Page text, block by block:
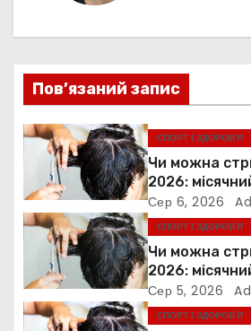
ц
і
я
а
и
Пов’язаний запис
СПОРТ І ЗДОРОВ’Я
Чи можна
2026:
Сер 6, 2026
СПОРТ І ЗДОРОВ’Я
Чи можна
2026:
Сер 5, 2026
СПОРТ І ЗДОРОВ’Я